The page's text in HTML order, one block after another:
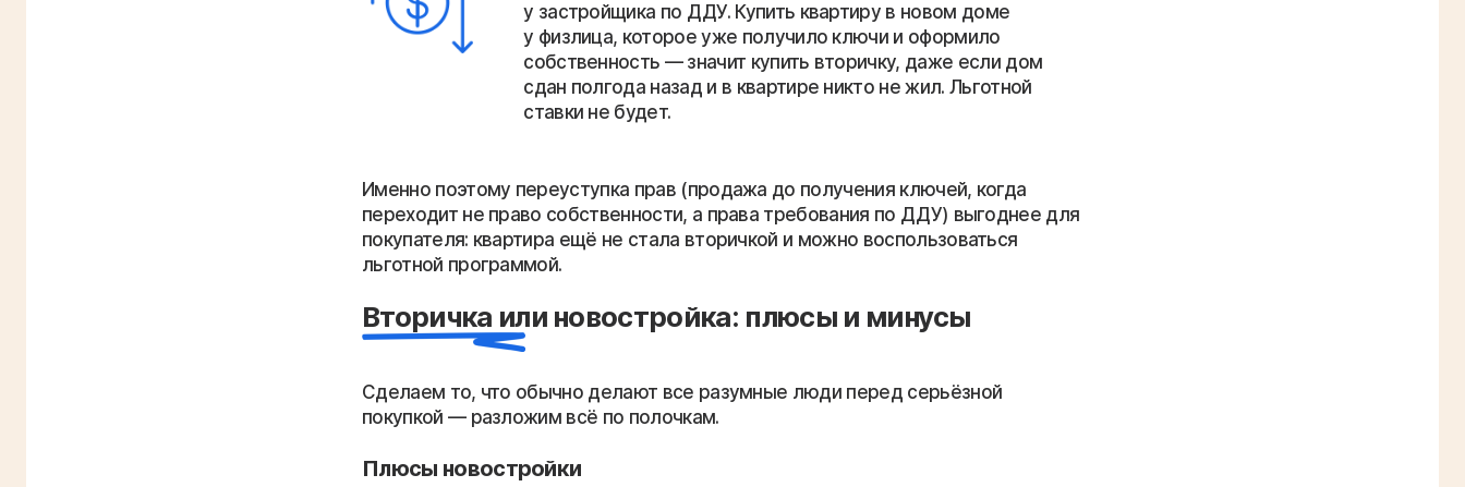
Сделаем то, что обычно делают все разумные люди перед серьёзной
покупкой — разложим всё по полочкам.
Юридическая чистота. У квартиры нет истории владения, а значит, нет
скрытых наследников, оспоренных сделок и прочих сюрпризов.
Новые коммуникации.Трубы, проводка, лифты — всё с нуля. Ближайшие 15-20
лет можно не думать о капитальном ремонте инженерки.
Льготная ипотека. Семейная, IT, дальневосточная — большинство
субсидированных программ работают только на первичном рынке.
или низкопроцентную рассрочку на период строительства — опция, которой
нет на вторичке.
Ремонт под себя.Чистовая или черновая отделка — выбираете всё сами, без